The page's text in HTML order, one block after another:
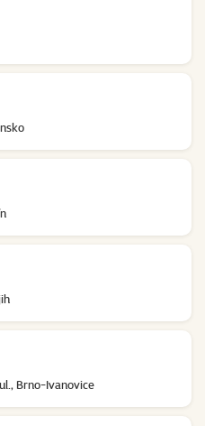
Brno-Ivanovice